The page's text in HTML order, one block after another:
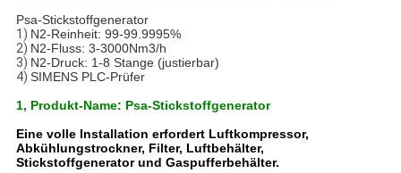
Psa-Stickstoffgenerator
1) N2-Reinheit: 99-99.9995%
2) N2-Fluss: 3-3000Nm3/h
3) N2-Druck: 1-8 Stange (justierbar)
4) SIMENS PLC-Prüfer
1, Produkt-Name: Psa-Stickstoffgenerator
Eine volle Installation erfordert Luftkompressor,
Abkühlungstrockner, Filter, Luftbehälter,
Stickstoffgenerator und Gaspufferbehälter.